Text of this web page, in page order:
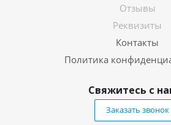
Отзывы
Реквизиты
Контакты
Политика
Свяжитесь с
Заказать звонок